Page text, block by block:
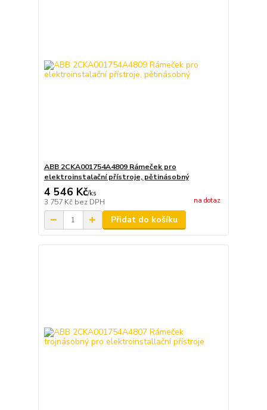
ABB 2CKA001754A4809 Rámeček pro
elektroinstalační přístroje, pětinásobný
4 546 Kč/ks
3 757 Kč bez DPH na dotaz
Přidat do košíku